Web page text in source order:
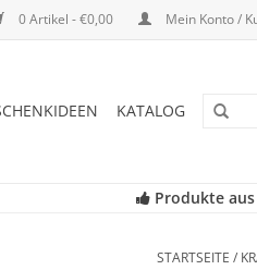
0 Artikel - €0,00 Mein Konto /
KATALOG
Produkte aus
STARTSEITE /